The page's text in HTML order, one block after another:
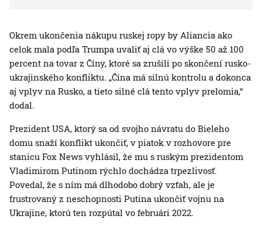
Okrem ukončenia nákupu ruskej ropy by Aliancia ako
celok mala podľa Trumpa uvaliť aj clá vo výške 50 až 100
percent na tovar z Číny, ktoré sa zrušili po skončení rusko-
ukrajinského konfliktu. „Čína má silnú kontrolu a dokonca
aj vplyv na Rusko, a tieto silné clá tento vplyv prelomia,“
dodal.
Prezident USA, ktorý sa od svojho návratu do Bieleho
domu snaží konflikt ukončiť, v piatok v rozhovore pre
stanicu Fox News vyhlásil, že mu s ruským prezidentom
Vladimirom Putinom rýchlo dochádza trpezlivosť.
Povedal, že s ním má dlhodobo dobrý vzťah, ale je
frustrovaný z neschopnosti Putina ukončiť vojnu na
Ukrajine, ktorú ten rozpútal vo februári 2022.